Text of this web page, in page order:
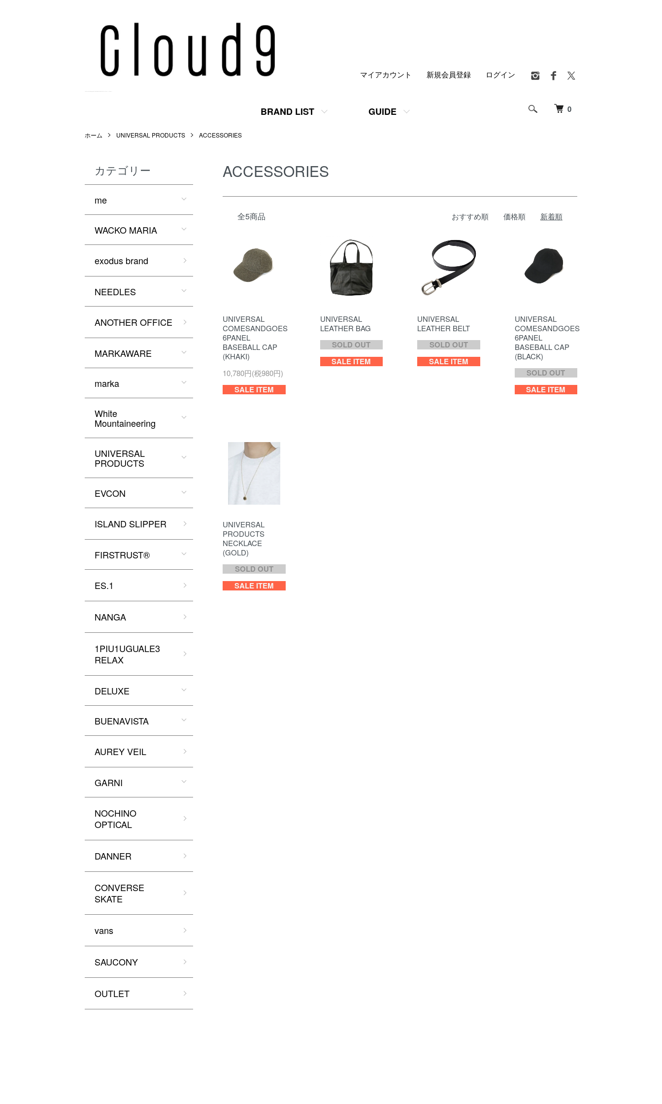
0
BRAND LIST GUIDE
マイアカウント 新規会員登録 ログイン
ホーム UNIVERSAL PRODUCTS ACCESSORIES
ACCESSORIES
全5商品 おすすめ順 価格順 新着順
UNIVERSAL
COMESANDGOES
6PANEL
BASEBALL CAP
(KHAKI)
10,780円(税980円)
SALE ITEM
UNIVERSAL
LEATHER BAG
SOLD OUT
SALE ITEM
UNIVERSAL
LEATHER BELT
SOLD OUT
SALE ITEM
UNIVERSAL
COMESANDGOES
6PANEL
BASEBALL CAP
(BLACK)
SOLD OUT
SALE ITEM
UNIVERSAL
PRODUCTS
NECKLACE
(GOLD)
SOLD OUT
SALE ITEM
カテゴリー
me
WACKO MARIA
exodus brand
NEEDLES
ANOTHER OFFICE
MARKAWARE
marka
White
Mountaineering
UNIVERSAL
PRODUCTS
EVCON
ISLAND SLIPPER
FIRSTRUST®
ES.1
NANGA
1PIU1UGUALE3
RELAX
DELUXE
BUENAVISTA
AUREY VEIL
GARNI
NOCHINO
OPTICAL
DANNER
CONVERSE
SKATE
vans
SAUCONY
OUTLET